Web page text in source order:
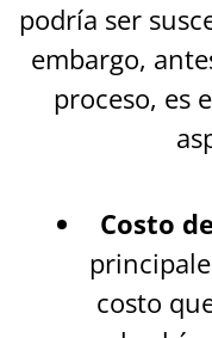
podría ser
embargo,
proceso, es
Costo
costo